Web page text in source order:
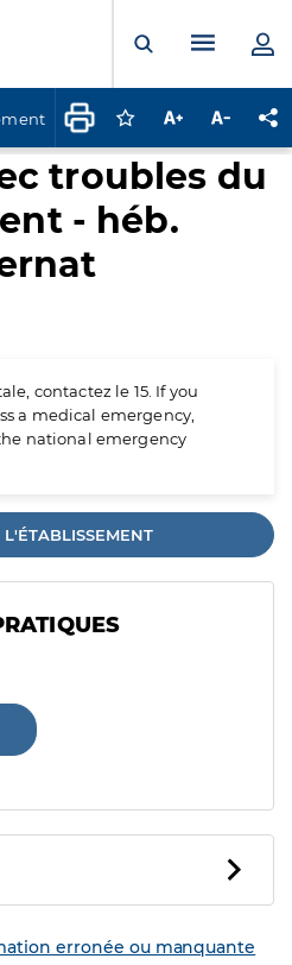
Ouvrir laMenu
Connectez-vous
Augmenter la
troubles du
- héb.
contactez le 15. If you
a medical emergency,
national emergency
L'ÉTABLISSEMENT
erronée ou manquante